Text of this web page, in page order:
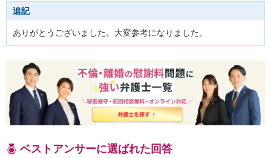
追記
ありがとうございました。大変参考になりました。
ベストアンサーに選ばれた回答